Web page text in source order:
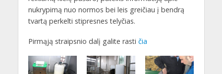
nukrypimą nuo normos bei leis greičiau į bendrą
tvartą perkelti stipresnes telyčias.
Pirmąją straipsnio dalį galite rasti čia